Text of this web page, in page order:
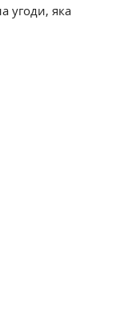
угоди, яка